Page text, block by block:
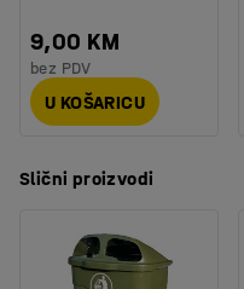
9,00 KM
bez PDV
U KOŠARICU
Slični proizvodi